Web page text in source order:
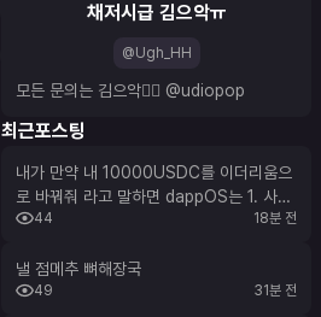
채저시급 김으악ㅠ
@Ugh_HH
모든 문의는 김으악👉🏻 @udiopop
최근포스팅
내가 만약 내 10000USDC를 이더리움으
로 바꿔줘 라고 말하면 dappOS는 1. 사용
자의 요청을 intent 로 구조화시킴 → 자
1,0000 USDC 개의 이더리움 → 허용 체
인·시간 등 조건 설정 2. 여러 실행 경로를
44 18분 전
낼 점메추 뼈해장국
49 31분 전